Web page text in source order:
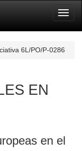
6L/PO/P-0286
EN
en el